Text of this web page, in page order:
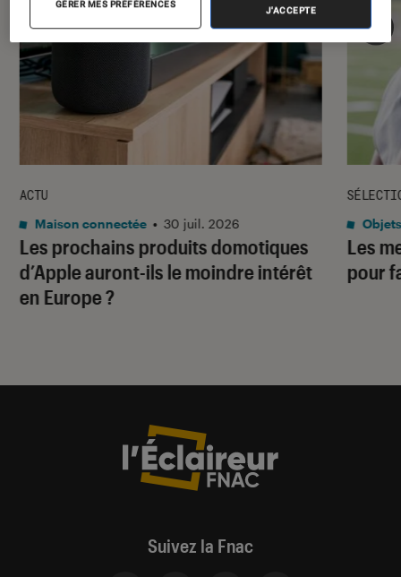
Les prochains produits domotiques
d’Apple auront-ils le moindre intérêt
en Europe ?
ACTU
Maison connectée • 30 juil. 2026
Les
pour
Suivez la Fnac
GÉRER MES PRÉFÉRENCES
J'ACCEPTE